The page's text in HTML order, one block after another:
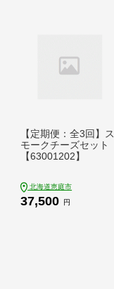
【定期便：全3回】ス
モークチーズセット
【63001202】
北海道恵庭市
37,500 円